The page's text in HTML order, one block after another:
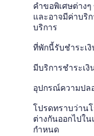
คำขอพิเศษต่าง
และอาจมีค่าบริ
บริการ
ที่พักนี้รับชำระเ
มีบริการชำระเงิ
อุปกรณ์ความปล
โปรดทราบว่าน
ต่างกันออกไปใ
กำหนด